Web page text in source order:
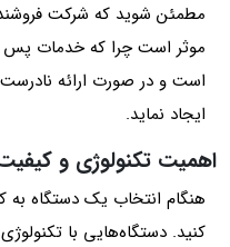
مطمئن شوید که شرکت
موثر است چرا که خدمات پس
است و در صورت ارائه
ایجاد نماید.
اهمیت تکنولوژی و
هنگام انتخاب یک دستگاه
کنید. دستگاه‌هایی با